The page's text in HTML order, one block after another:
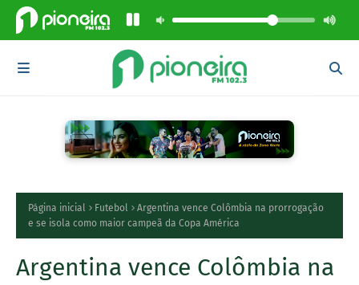
Página inicial Futebol
Argentina vence Colômbia na prorrogação
e se isola como maior campeã da Copa América
Argentina vence Colômbia na